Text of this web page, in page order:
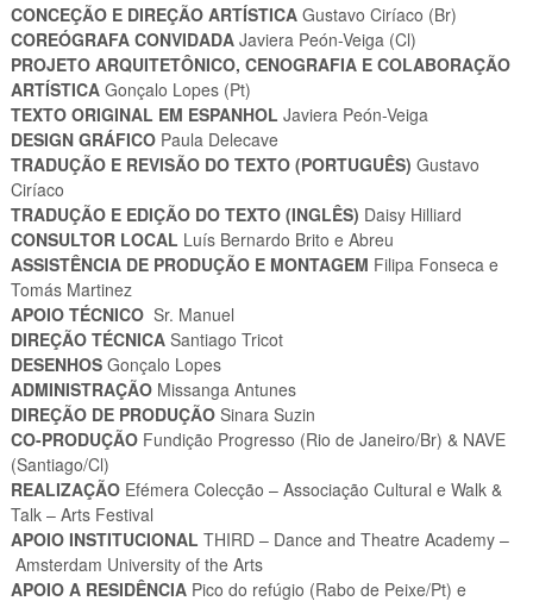
CONCEÇÃO E DIREÇÃO ARTÍSTICAGustavo Ciríaco (Br)
COREÓGRAFA CONVIDADAJaviera Peón-Veiga (Cl)
PROJETO ARQUITETÔNICO, CENOGRAFIA E COLABORAÇÃO
ARTÍSTICAGonçalo Lopes (Pt)
TEXTO ORIGINAL EM ESPANHOL Javiera Peón-Veiga
DESIGN GRÁFICOPaula Delecave
TRADUÇÃO E REVISÃO DO TEXTO (PORTUGUÊS) Gustavo
Ciríaco
TRADUÇÃO E EDIÇÃO DO TEXTO (INGLÊS) Daisy Hilliard
CONSULTOR LOCAL Luís Bernardo Brito e Abreu
ASSISTÊNCIA DE PRODUÇÃO E MONTAGEM Filipa Fonseca e
Tomás Martinez
APOIO TÉCNICO Sr. Manuel
DIREÇÃO TÉCNICASantiago Tricot
DESENHOSGonçalo Lopes
ADMINISTRAÇÃOMissanga Antunes
DIREÇÃO DE PRODUÇÃOSinara Suzin
CO-PRODUÇÃO Fundição Progresso (Rio de Janeiro/Br) & NAVE
(Santiago/Cl)
REALIZAÇÃOEfémera Colecção – Associação Cultural e Walk &
Talk – Arts Festival
APOIO INSTITUCIONAL THIRD – Dance and Theatre Academy –
Amsterdam University of the Arts
APOIO A RESIDÊNCIA Pico do refúgio (Rabo de Peixe/Pt) e